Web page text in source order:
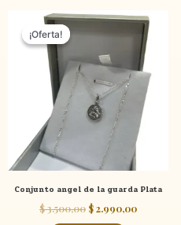
¡Oferta!
¡Oferta!
Conjunto angel de la guarda Plata
$3.500,00
El
era:
$ 3.500,00.
$2.990,00
El
precio
actual
es:
$ 2.990,00.